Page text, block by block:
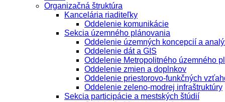
Organizačná štruktúra
Kancelária riaditeľky
Oddelenie komunikácie
Sekcia územného plánovania
Oddelenie územných koncepcií a
Oddelenie dát a GIS
Oddelenie Metropolitného územného
Oddelenie zmien a doplnkov
Oddelenie priestorovo-funkčných
Oddelenie zeleno-modrej infraštruktúry
Sekcia participácie a mestských štúdií